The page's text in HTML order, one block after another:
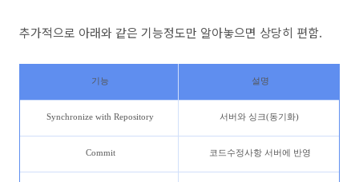
추가적으로 아래와 같은 기능정도만 알아놓으면 상당히 편함.
기능 설명
Synchronize with Repository 서버와 싱크(동기화)
Commit 코드수정사항 서버에 반영